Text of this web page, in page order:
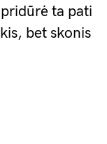
ta pati
bet skonis